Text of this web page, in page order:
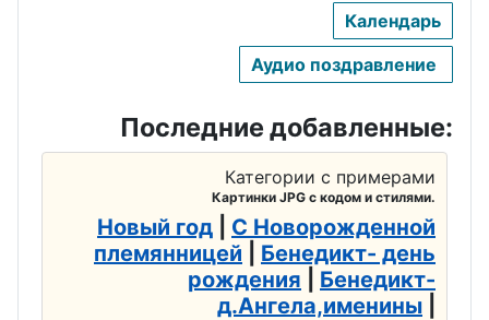
Календарь
Аудио поздравление
Последние добавленные:
Категории с примерами
Картинки JPG с кодом и стилями.
Новый год
С Новорожденной
племянницей
Бенедикт- день
рождения
Бенедикт-
д.Ангела,именины